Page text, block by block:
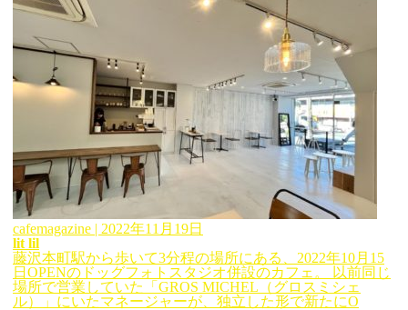
cafemagazine | 2022年11月19日
lit lil
藤沢本町駅から歩いて3分程の場所にある、2022年10月15
日OPENのドッグフォトスタジオ併設のカフェ。 以前同じ
場所で営業していた「GROS MICHEL（グロスミシェ
ル）」にいたマネージャーが、独立した形で新たにO